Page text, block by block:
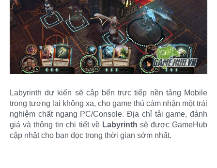
Labyrinth dự kiến sẽ cập bến trực tiếp nền tảng Mobile
trong tương lai không xa, cho game thủ cảm nhận một trải
nghiệm chất ngang PC/Console. Địa chỉ tải game, đánh
giá và thông tin chi tiết vềLabyrinth sẽ được GameHub
cập nhật cho bạn đọc trong thời gian sớm nhất.​